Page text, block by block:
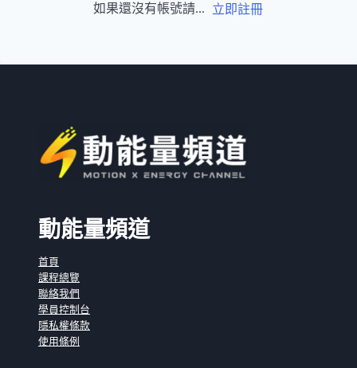
如果還沒有帳號請... 立即註冊
動能量頻道
首頁
課程總覽
聯絡我們
學員控制台
隱私權條款
使用條例